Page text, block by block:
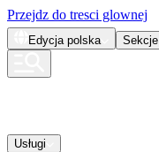
Przejdz do tresci glownej
Edycja polska Sekcje
Usługi